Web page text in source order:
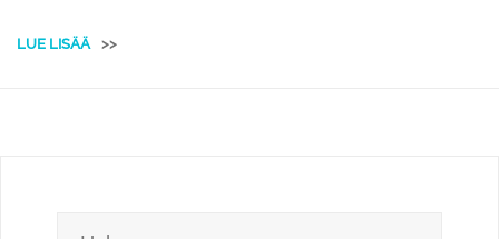
LUE LISÄÄ >>